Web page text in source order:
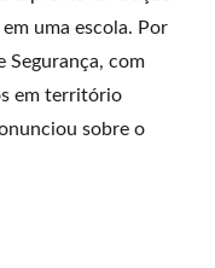
uma escola. Por
Segurança, com
em território
sobre o